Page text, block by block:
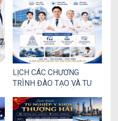
LỊCH CÁC CHƯƠNG
TRÌNH ĐÀO TẠO VÀ TU
CHO THÀNH VIÊN VBBC